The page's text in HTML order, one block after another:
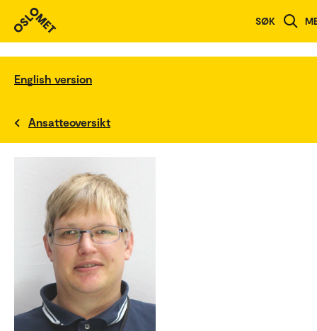
SØK
English version
Ansatteoversikt